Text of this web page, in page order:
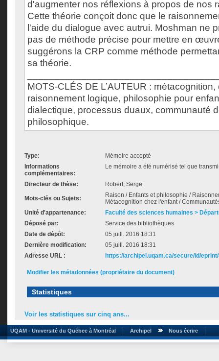
d'augmenter nos réflexions à propos de nos
Cette théorie conçoit donc que le
l'aide du dialogue avec autrui. Moshman ne
pas de méthode précise pour mettre en
suggérons la CRP comme méthode
sa théorie.
MOTS-CLÉS DE L’AUTEUR :
raisonnement logique, philosophie pour
dialectique, processus duaux, communauté
philosophique.
Type:
Mémoire accepté
Informations
complémentaires:
Le mémoire a été numérisé tel que
Directeur de thèse: Robert, Serge
Mots-clés ou Sujets:
Raison / Enfants et philosophie /
Métacognition chez l'enfant /
Unité d'appartenance:
Faculté des sciences humaines >
Déposé par:
Service des bibliothèques
Date de dépôt:
05 juill. 2016 18:31
Dernière modification:
05 juill. 2016 18:31
Adresse URL :
https://archipel.uqam.ca/secure/id/
Modifier les métadonnées (propriétaire du document)
Statistiques
Voir les statistiques sur cinq ans...
UQAM - Université du Québec à Montréal Archipel Nous écrire